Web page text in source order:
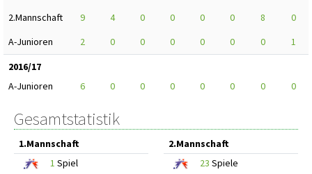
2.Mannschaft
9 4 0 0 0 0 8
0
A-Junioren
2 0 0 0 0 0 0
1
2016/17
A-Junioren
6 0 0 0 0 0 0 0
Gesamtstatistik
1.Mannschaft
1 Spiel
2.Mannschaft
23 Spiele